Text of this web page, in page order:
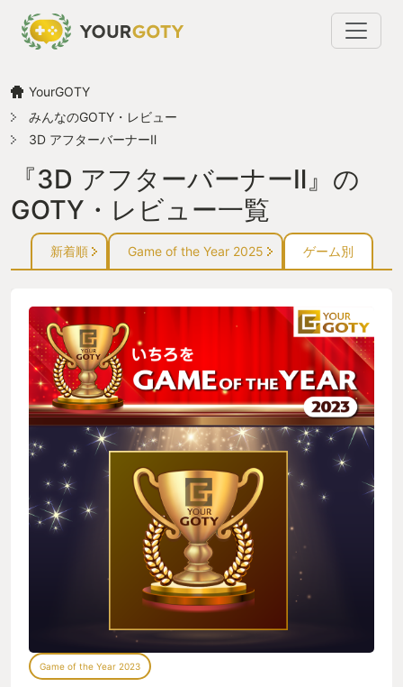
YourGOTY
みんなのGOTY・レビュー
3D アフターバーナーⅡ
『3D アフターバーナーⅡ』の
GOTY・レビュー一覧
新着順 Game of the Year 2025 ゲーム別
Game of the Year 2023